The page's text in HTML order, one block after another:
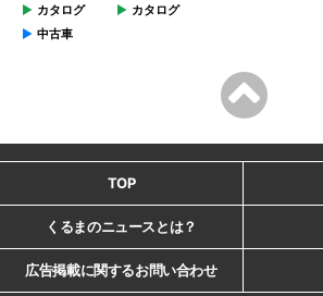
カタログ
中古車
カタログ
TOP
くるまのニュースとは？
広告掲載に関するお問い合わせ